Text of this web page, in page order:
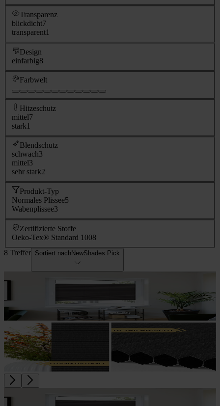
Transparenz
blickdicht7
transparent1
Design
einfarbig8
Farbwelt
Hitzeschutz
mittel7
stark1
Blendschutz
schwach3
mittel3
sehr stark2
Produkt-Typ
Normales Plissee5
Wabenplissee3
Zertifizierte Stoffe
Oeko-Tex® Standard 1008
8 Treffer Sortiert nachNewShades Pick